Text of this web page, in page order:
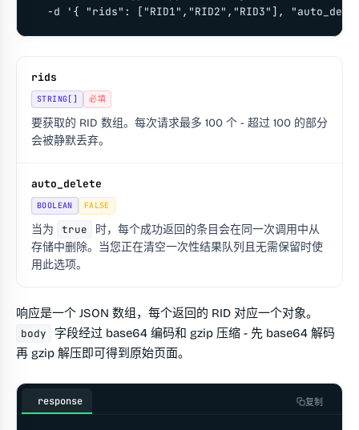
-d '{ "rids": ["RID1","RID2","RID3"],
rids
STRING[] 必填
要获取的 RID 数组。每次请求最多 100 个 - 超过 100 的部分
会被静默丢弃。
auto_delete
BOOLEAN FALSE
当为 true
时，每个成功返回的条目会在同一次调用中从
存储中删除。当您正在清空一次性结果队列且无需保留时使
用此选项。
响应是一个 JSON 数组，每个返回的 RID 对应一个对象。
body
字段经过 base64 编码和 gzip 压缩 - 先 base64 解码
再 gzip 解压即可得到原始页面。
response 复制